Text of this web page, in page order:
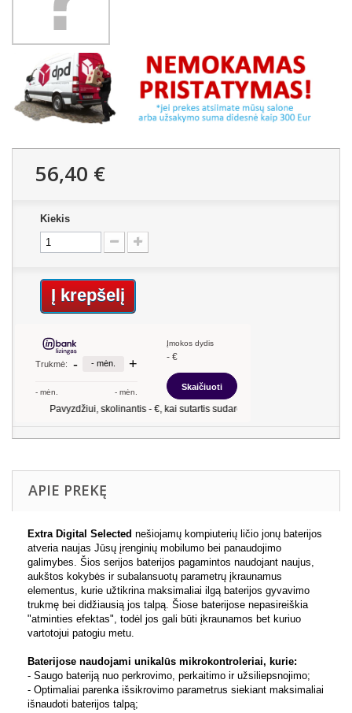
56,40 €
Kiekis
Į krepšelį
APIE PREKĘ
Extra Digital Selected nešiojamų kompiuterių ličio jonų baterijos
atveria naujas Jūsų įrenginių mobilumo bei panaudojimo
galimybes. Šios serijos baterijos pagamintos naudojant naujus,
aukštos kokybės ir subalansuotų parametrų įkraunamus
elementus, kurie užtikrina maksimaliai ilgą baterijos gyvavimo
trukmę bei didžiausią jos talpą. Šiose baterijose nepasireiškia
"atminties efektas", todėl jos gali būti įkraunamos bet kuriuo
vartotojui patogiu metu.
Baterijose naudojami unikalūs mikrokontroleriai, kurie:
- Saugo bateriją nuo perkrovimo, perkaitimo ir užsiliepsnojimo;
- Optimaliai parenka išsikrovimo parametrus siekiant maksimaliai
išnaudoti baterijos talpą;